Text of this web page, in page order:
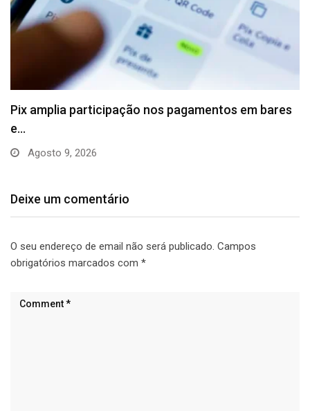
Pix amplia participação nos pagamentos em bares
e…
Agosto 9, 2026
Deixe um comentário
O seu endereço de email não será publicado. Campos
obrigatórios marcados com *